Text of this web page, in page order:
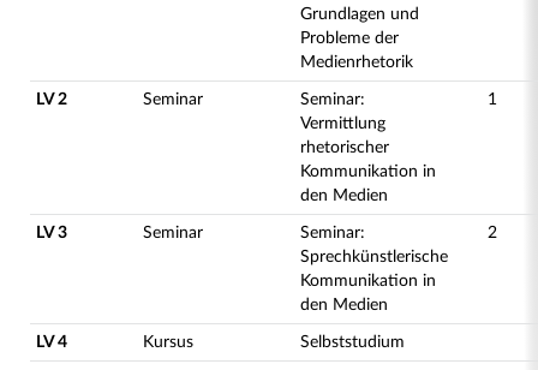
Grundlagen und
Probleme der
Medienrhetorik
LV 2 Seminar
Seminar:
Vermittlung
rhetorischer
Kommunikation in
den Medien
1
LV 3 Seminar
Seminar:
Sprechkünstlerische
Kommunikation in
den Medien
2
LV 4 Kursus Selbststudium